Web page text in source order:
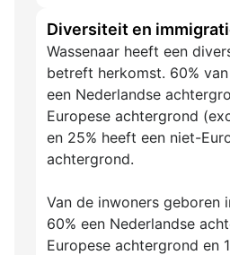
Diversiteit en
Wassenaar heeft een
betreft herkomst. 60%
een Nederlandse
Europese achtergrond
en 25% heeft een niet-
achtergrond.
Van de inwoners geboren
60% een Nederlandse
Europese achtergrond en